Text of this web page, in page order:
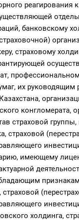
реагирования к
банковскому
страховому
их руководящим
конгломерата,
страховой
страховой
имеющему
страховой
холдинга,